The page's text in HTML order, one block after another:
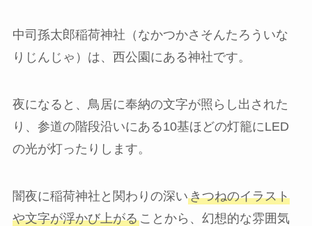
中司孫太郎稲荷神社（なかつかさそんたろういな
りじんじゃ）は、西公園にある神社です。
夜になると、鳥居に奉納の文字が照らし出された
り、参道の階段沿いにある10基ほどの灯籠にLED
の光が灯ったりします。
闇夜に稲荷神社と関わりの深いきつねのイラスト
や文字が浮かび上がることから、幻想的な雰囲気